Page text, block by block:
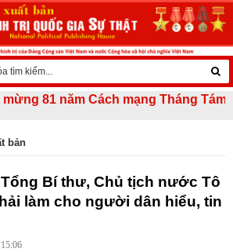
81 năm Cách mạng Tháng Tám
bản
Bí thư, Chủ tịch nước Tô
làm cho người dân hiểu, tin